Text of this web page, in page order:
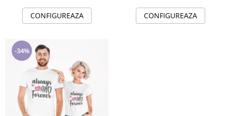
CONFIGUREAZA CONFIGUREAZA
-34%